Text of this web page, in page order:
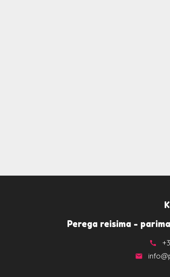
Perega reisima -
call
email